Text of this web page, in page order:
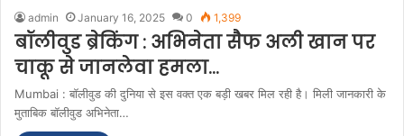
admin January 16, 2025 0 1,399
बॉलीवुड ब्रेकिंग : अभिनेता सैफ अली खान पर
चाकू से जानलेवा हमला…
Mumbai : बॉलीवुड की दुनिया से इस वक्त एक बड़ी खबर मिल रही है। मिली जानकारी के
मुताबिक बॉलीवुड अभिनेता…